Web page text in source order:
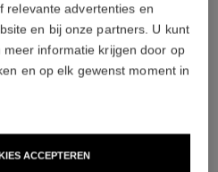
relevante advertenties en
en bij onze partners. U kunt
informatie krijgen door op
en op elk gewenst moment in
ACCEPTEREN